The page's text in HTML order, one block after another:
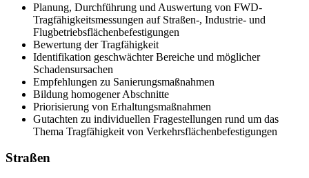
Planung, Durchführung und Auswertung von FWD-
Tragfähigkeitsmessungen auf Straßen‑, Industrie- und
Flugbetriebsflächenbefestigungen
Bewertung der Tragfähigkeit
Identifikation geschwächter Bereiche und möglicher
Schadensursachen
Empfehlungen zu Sanierungsmaßnahmen
Bildung homogener Abschnitte
Priorisierung von Erhaltungsmaßnahmen
Gutachten zu individuellen Fragestellungen rund um das
Thema Tragfähigkeit von Verkehrsflächenbefestigungen
Straßen